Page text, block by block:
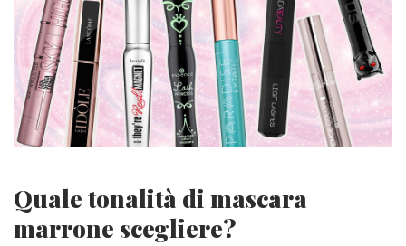
Quale tonalità di mascara
marrone scegliere?